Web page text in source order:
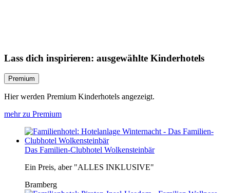
Lass dich inspirieren: ausgewählte Kinderhotels
Premium
Hier werden Premium Kinderhotels angezeigt.
mehr zu Premium
Das Familien-Clubhotel Wolkensteinbär
Ein Preis, aber "ALLES INKLUSIVE"
Bramberg